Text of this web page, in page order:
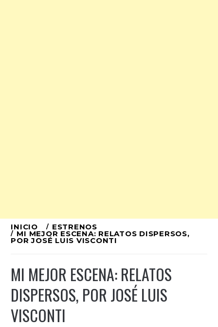
Ir
al
INICIO ESTRENOS
MI MEJOR ESCENA: RELATOS DISPERSOS,
POR JOSÉ LUIS VISCONTI
MI MEJOR ESCENA: RELATOS
DISPERSOS, POR JOSÉ LUIS
VISCONTI